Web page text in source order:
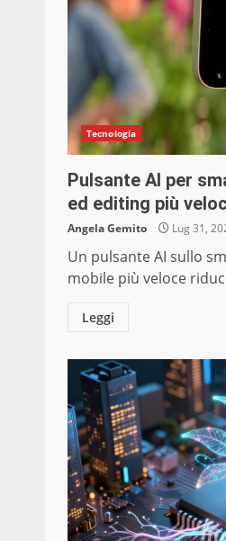
Tecnologia
Pulsante AI per
ed editing più
Angela Gemito Lug 31,
Un pulsante AI sullo
mobile più veloce
Leggi